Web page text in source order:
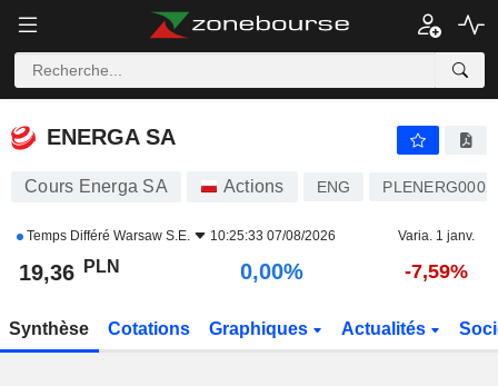
ENERGA SA
ENERGA SA
Cours Energa SA Actions ENG
Temps Différé Warsaw S.E. 10:25:33 07/08/2026 Varia. 1 janv.
19,36 PLN 0,00% -7,59%
Synthèse Cotations Graphiques Actualités